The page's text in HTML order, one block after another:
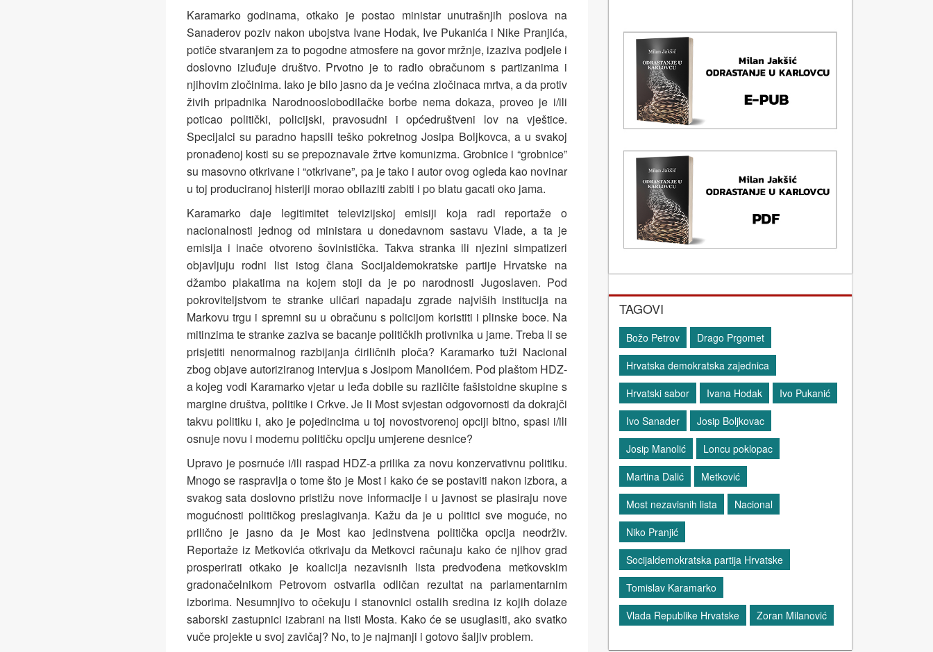
Karamarko godinama, otkako je postao ministar unutrašnjih poslova na
Sanaderov poziv nakon ubojstva Ivane Hodak, Ive Pukanića i Nike Pranjića,
potiče stvaranjem za to pogodne atmosfere na govor mržnje, izaziva podjele i
doslovno izluđuje društvo. Prvotno je to radio obračunom s partizanima i
njihovim zločinima. Iako je bilo jasno da je većina zločinaca mrtva, a da protiv
živih pripadnika Narodnooslobodilačke borbe nema dokaza, proveo je i/ili
poticao politički, policijski, pravosudni i općedruštveni lov na vještice.
Specijalci su paradno hapsili teško pokretnog Josipa Boljkovca, a u svakoj
pronađenoj kosti su se prepoznavale žrtve komunizma. Grobnice i “grobnice”
su masovno otkrivane i “otkrivane”, pa je tako i autor ovog ogleda kao novinar
u toj produciranoj histeriji morao obilaziti zabiti i po blatu gacati oko jama.
Karamarko daje legitimitet televizijskoj emisiji koja radi reportaže o
nacionalnosti jednog od ministara u donedavnom sastavu Vlade, a ta je
emisija i inače otvoreno šovinistička. Takva stranka ili njezini simpatizeri
objavljuju rodni list istog člana Socijaldemokratske partije Hrvatske na
džambo plakatima na kojem stoji da je po narodnosti Jugoslaven. Pod
pokroviteljstvom te stranke uličari napadaju zgrade najviših institucija na
Markovu trgu i spremni su u obračunu s policijom koristiti i plinske boce. Na
mitinzima te stranke zaziva se bacanje političkih protivnika u jame. Treba li se
prisjetiti nenormalnog razbijanja ćiriličnih ploča? Karamarko tuži Nacional
zbog objave autoriziranog intervjua s Josipom Manolićem. Pod plaštom HDZ-
a kojeg vodi Karamarko vjetar u leđa dobile su različite fašistoidne skupine s
margine društva, politike i Crkve. Je li Most svjestan odgovornosti da dokrajči
takvu politiku i, ako je pojedincima u toj novostvorenoj opciji bitno, spasi i/ili
osnuje novu i modernu političku opciju umjerene desnice?
Upravo je posrnuće i/ili raspad HDZ-a prilika za novu konzervativnu politiku.
Mnogo se raspravlja o tome što je Most i kako će se postaviti nakon izbora, a
svakog sata doslovno pristižu nove informacije i u javnost se plasiraju nove
mogućnosti političkog preslagivanja. Kažu da je u politici sve moguće, no
prilično je jasno da je Most kao jedinstvena politička opcija neodrživ.
Reportaže iz Metkovića otkrivaju da Metkovci računaju kako će njihov grad
prosperirati otkako je koalicija nezavisnih lista predvođena metkovskim
gradonačelnikom Petrovom ostvarila odličan rezultat na parlamentarnim
izborima. Nesumnjivo to očekuju i stanovnici ostalih sredina iz kojih dolaze
saborski zastupnici izabrani na listi Mosta. Kako će se usuglasiti, ako svatko
vuče projekte u svoj zavičaj? No, to je najmanji i gotovo šaljiv problem.
TAGOVI
Božo Petrov
Drago Prgomet
Hrvatska demokratska zajednica
Hrvatski sabor
Ivana Hodak
Ivo Pukanić
Ivo Sanader
Josip Boljkovac
Josip Manolić
Loncu poklopac
Martina Dalić
Metković
Most nezavisnih lista
Nacional
Niko Pranjić
Socijaldemokratska partija Hrvatske
Tomislav Karamarko
Vlada Republike Hrvatske
Zoran Milanović